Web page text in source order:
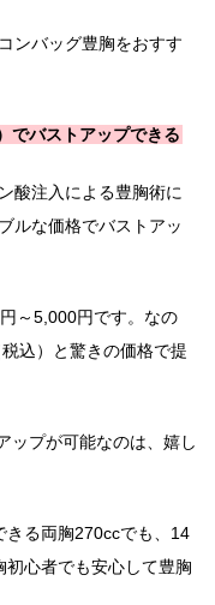
ンバッグ豊胸をおすす
でバストアップできる
酸注入による豊胸術に
ルな価格でバストアッ
～5,000円です。なの
込）と驚きの価格で提
ップが可能なのは、嬉し
きる両胸270ccでも、14
心者でも安心して豊胸